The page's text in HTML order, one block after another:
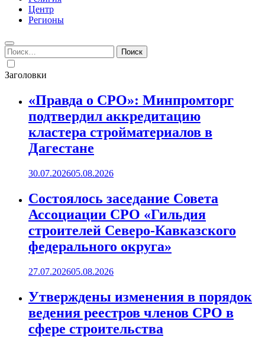
Центр
Регионы
Найти:
Заголовки
«Правда о СРО»: Минпромторг
подтвердил аккредитацию
кластера стройматериалов в
Дагестане
30.07.202605.08.2026
Состоялось заседание Совета
Ассоциации СРО «Гильдия
строителей Северо-Кавказского
федерального округа»
27.07.202605.08.2026
Утверждены изменения в порядок
ведения реестров членов СРО в
сфере строительства